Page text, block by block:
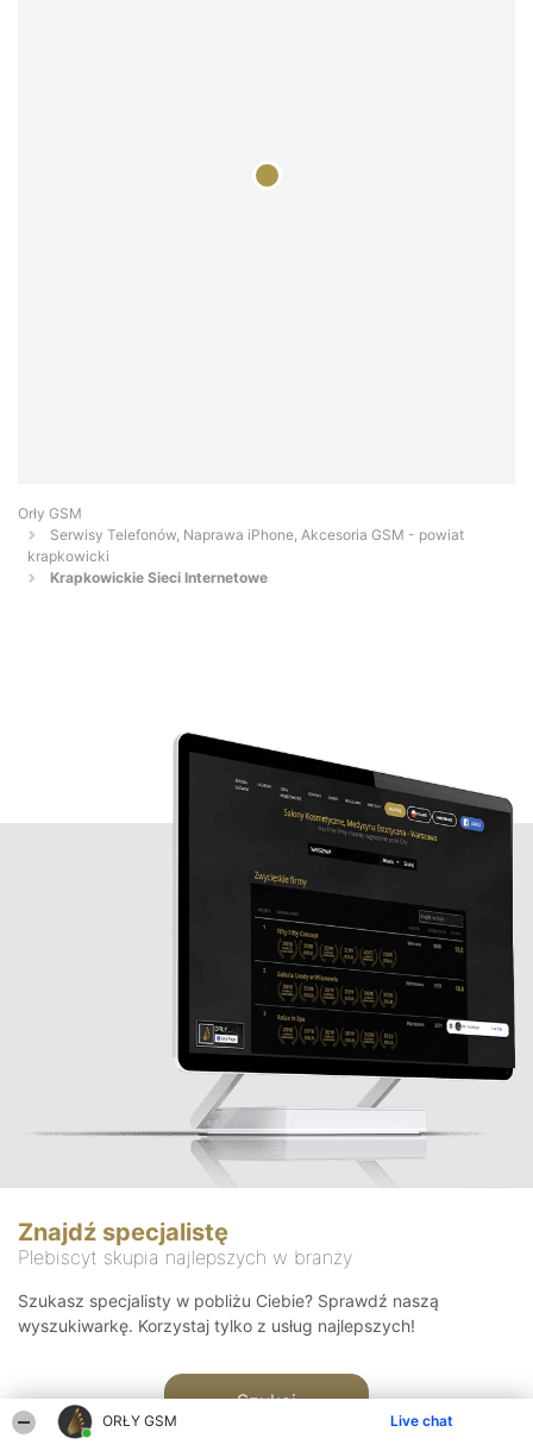
ORŁY GSM Live chat
Orły GSM
Serwisy Telefonów, Naprawa iPhone, Akcesoria GSM - powiat
krapkowicki
Krapkowickie Sieci Internetowe
Znajdź specjalistę
Plebiscyt skupia najlepszych w branży
Szukasz specjalisty w pobliżu Ciebie? Sprawdź naszą
wyszukiwarkę. Korzystaj tylko z usług najlepszych!
Szukaj